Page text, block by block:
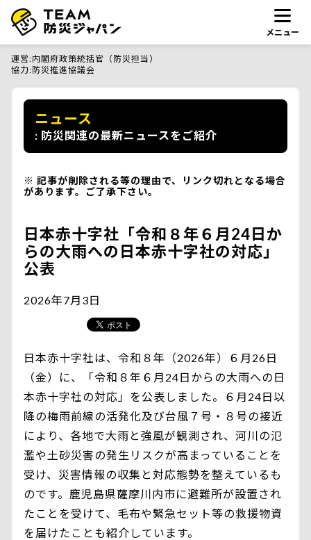
メニュー
運営 内閣府政策統括官（防災担当）
協力 防災推進協議会
ニュース
防災関連の最新ニュースをご紹介
記事が削除される等の理由で、リンク切れとなる場合
があります。ご了承下さい。
日本赤十字社「令和８年６月24日か
らの大雨への日本赤十字社の対応」
公表
2026年7月3日
日本赤十字社は、令和８年（2026年）６月26日
（金）に、「令和８年６月24日からの大雨への日
本赤十字社の対応」を公表しました。６月24日以
降の梅雨前線の活発化及び台風７号・８号の接近
により、各地で大雨と強風が観測され、河川の氾
濫や土砂災害の発生リスクが高まっていることを
受け、災害情報の収集と対応態勢を整えているも
のです。鹿児島県薩摩川内市に避難所が設置され
たことを受けて、毛布や緊急セット等の救援物資
を届けたことも紹介しています。